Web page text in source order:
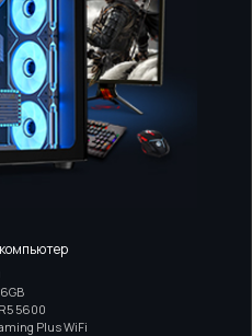
5600
Plus WiFi